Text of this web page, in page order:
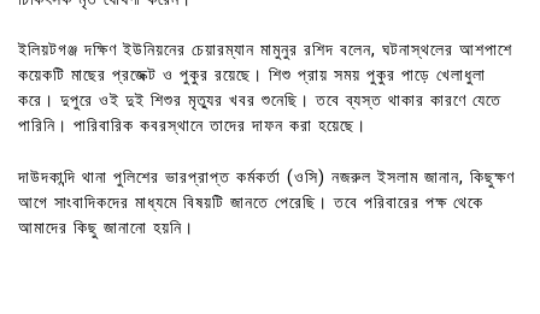
ইলিয়টগঞ্জ দক্ষিণ ইউনিয়নের চেয়ারম্যান মামুনুর রশিদ বলেন, ঘটনাস্থলের আশপাশে
কয়েকটি মাছের প্রজেক্ট ও পুকুর রয়েছে। শিশু প্রায় সময় পুকুর পাড়ে খেলাধুলা
করে। দুপুরে ওই দুই শিশুর মৃত্যুর খবর শুনেছি। তবে ব্যস্ত থাকার কারণে যেতে
পারিনি। পারিবারিক কবরস্থানে তাদের দাফন করা হয়েছে।
দাউদকান্দি থানা পুলিশের ভারপ্রাপ্ত কর্মকর্তা (ওসি) নজরুল ইসলাম জানান, কিছুক্ষণ
আগে সাংবাদিকদের মাধ্যমে বিষয়টি জানতে পেরেছি। তবে পরিবারের পক্ষ থেকে
আমাদের কিছু জানানো হয়নি।